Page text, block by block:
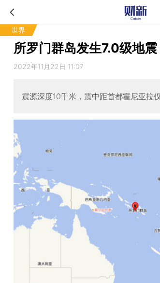
世界
所罗门群岛发生7.0级地
2022年11月22日 11:07
震源深度10千米，震中距首都霍尼亚拉